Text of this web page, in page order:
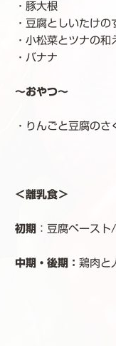
・豚大根
・豆腐としいたけの
・小松菜とツナの和
・バナナ
～おやつ～
・りんごと豆腐のさ
＜離乳食＞
初期 ：豆腐ペース
中期・後期： 鶏肉と